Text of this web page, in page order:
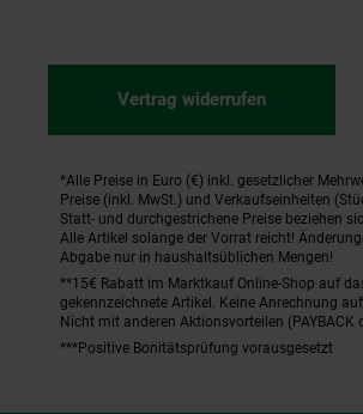
Vertrag widerrufen
Fußnoten
*Alle Preise in Euro (€) inkl. gesetzlicher
Preise (inkl. MwSt.) und Verkaufseinheiten
Statt- und durchgestrichene Preise beziehen
Alle Artikel solange der Vorrat reicht!
Abgabe nur in haushaltsüblichen Mengen!
**15€ Rabatt im Marktkauf Online-Shop auf
gekennzeichnete Artikel. Keine Anrechnung
Nicht mit anderen Aktionsvorteilen
***Positive Bonitätsprüfung vorausgesetzt